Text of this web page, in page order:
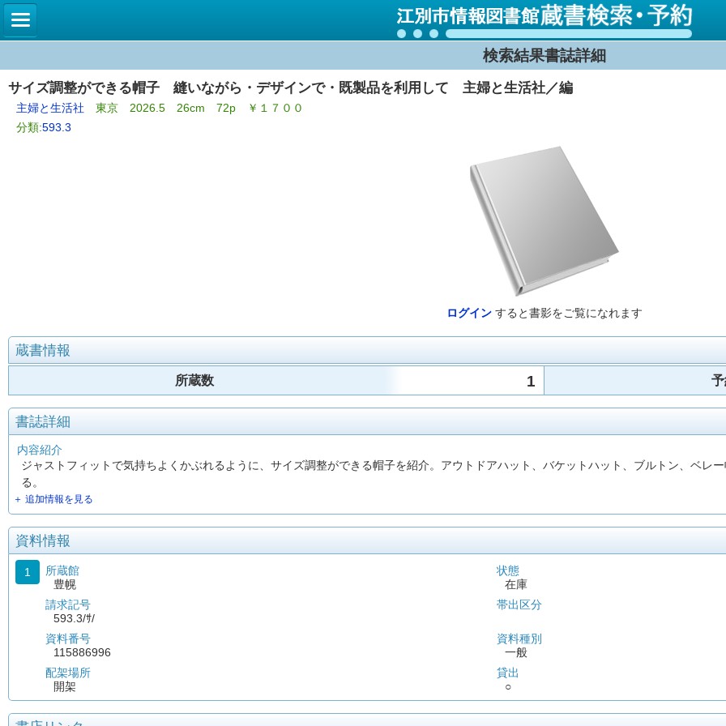
検索結果書誌詳細
サイズ調整ができる帽子 縫いながら・デザインで・既製品を利用して 主婦と生活社／編
主婦と生活社 東京 2026.5 26cm 72p ￥１７００
分類:593.3
ログイン すると書影をご覧になれます
蔵書情報
所蔵数 1
書誌詳細
内容紹介
ジャストフィットで気持ちよくかぶれるように、サイズ調整ができる帽子を紹介。アウトドアハット、バケットハット、ブルトン、ベレ
る。
＋ 追加情報を見る
資料情報
1
所蔵館
豊幌
請求記号
593.3/ｻ/
資料番号
115886996
配架場所
開架
状態
在庫
帯出区分
資料種別
一般
貸出
○